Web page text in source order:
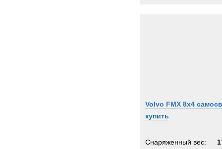
Volvo FMX 8x4
купить
Снаряженный вес: